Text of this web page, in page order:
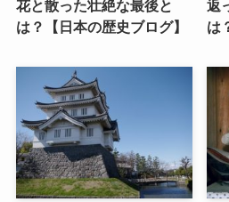
花と散った壮絶な最後と
は？【日本の歴史ブログ】
返
は